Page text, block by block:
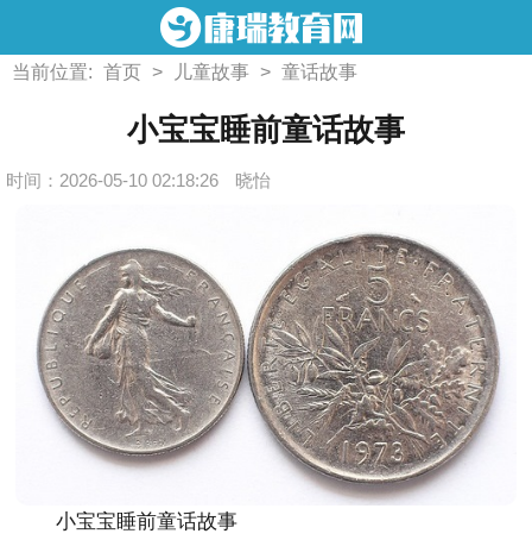
当前位置: 首页 > 儿童故事 > 童话故事
小宝宝睡前童话故事
时间：2026-05-10 02:18:26 晓怡
小宝宝睡前童话故事